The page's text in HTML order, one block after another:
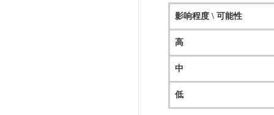
影响程度 \ 可能性
高
中
低